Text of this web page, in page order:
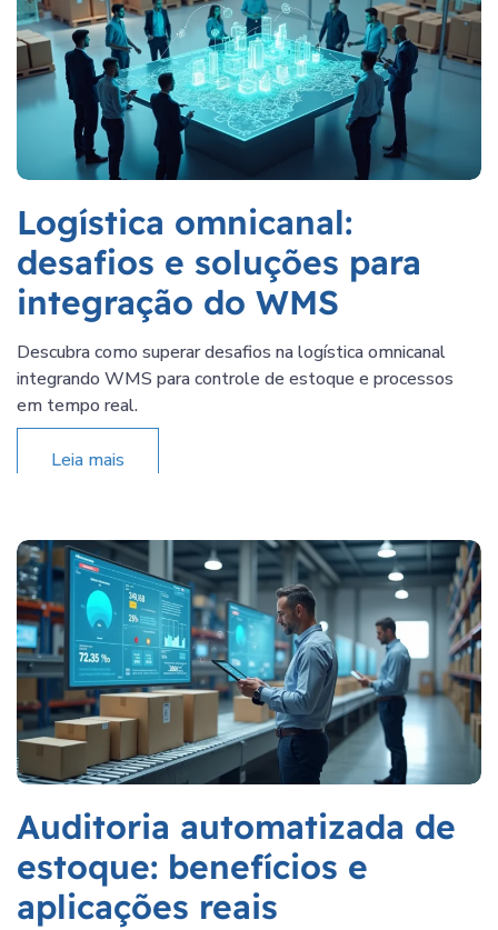
Logística omnicanal:
desafios e soluções para
integração do WMS
Descubra como superar desafios na logística omnicanal
integrando WMS para controle de estoque e processos
em tempo real.
Leia mais
Auditoria automatizada de
estoque: benefícios e
aplicações reais